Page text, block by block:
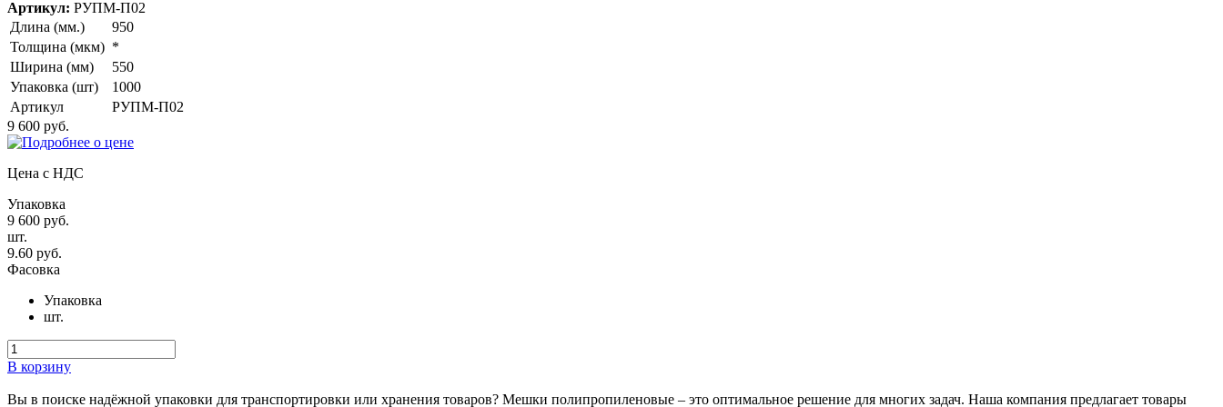
Артикул: РУПМ-П02
Длина (мм.)
950
Толщина (мкм) *
Ширина (мм)
550
Упаковка (шт)
1000
Артикул
РУПМ-П02
9 600 руб.
Цена с НДС
Упаковка
9 600 руб.
шт.
9.60 руб.
Фасовка
Упаковка
шт.
В корзину
Вы в поиске надёжной упаковки для транспортировки или хранения товаров? Мешки полипропиленовые – это оптимальное решение для многих задач. Наша компания предлагает товары